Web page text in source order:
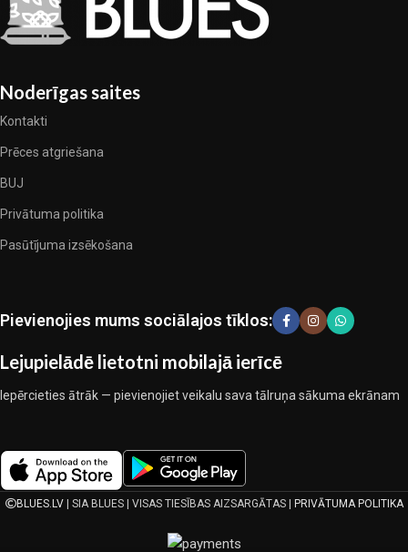
veļas.
Gultas veļas ražošana ir moderns mākslas veids
Gultas veļas ražotāji, kā arī citu tekstila preču ražotāji ir pilni ar
standarta sērijveida produktiem, gan unikāliem darinājumiem –
dizainieriskām prēcem, kuras novērtēs īsti skaistuma pazinēji. Mēs
esam izvēlējušies jums labākos modeļus no mūsdienu gultas veļas
praktiskumu katrā izstrādājuma vienībā. Mūsu sortimentā ir
pārbaudītu uzņēmumu produkti. Kuri daudzu gadu nepārtrauktā
ekspluatācijas īpašības, pievilcīgu izstrādājumu izskatu, ilgu
lietošanas laiku un kalpošanas laiku.
Noderīgas saites
Kontakti
Prēces atgriešana
BUJ
Privātuma politika
Pasūtījuma izsēkošana
Pievienojies mums sociālajos tīklos:
Lejupielādē lietotni mobilajā ierīcē
Iepērcieties ātrāk — pievienojiet veikalu sava tālruņa sākuma ekrānam
BLUES.LV| SIA BLUES | VISAS TIESĪBAS AIZSARGĀTAS | PRIVĀTUMA POLITIKA